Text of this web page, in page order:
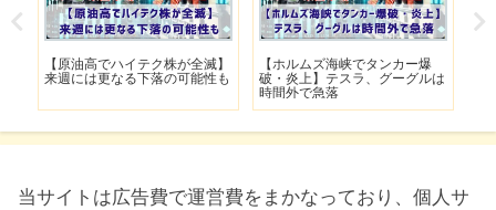
【原油高でハイテク株が全滅】
来週には更なる下落の可能性も
【ホルムズ海峡でタンカー爆
破・炎上】テスラ、グーグルは
時間外で急落
当サイトは広告費で運営費をまかなっており、個人サ